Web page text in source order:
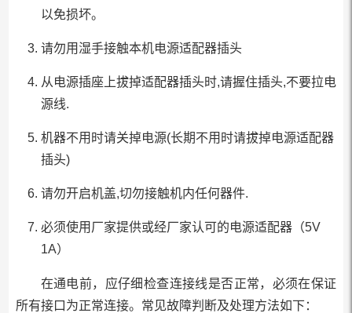
以免损坏。
请勿用湿手接触本机电源适配器插头
从电源插座上拔掉适配器插头时,请握住插头,不要拉电
源线.
机器不用时请关掉电源(长期不用时请拔掉电源适配器
插头)
请勿开启机盖,切勿接触机内任何器件.
必须使用厂家提供或经厂家认可的电源适配器（5V
1A）
在通电前，应仔细检查连接线是否正常，必须在保证
所有接口为正常连接。常见故障判断及处理方法如下：